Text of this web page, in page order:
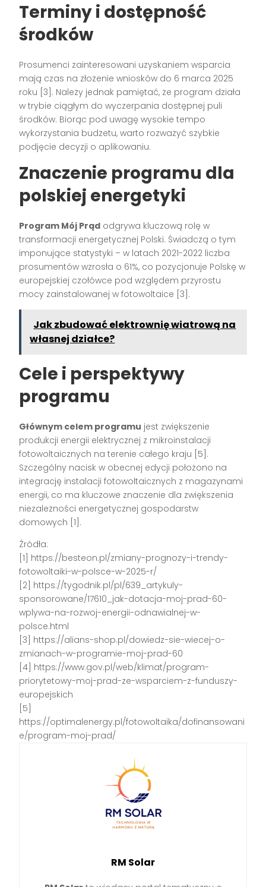
Terminy i dostępność
środków
Prosumenci zainteresowani uzyskaniem wsparcia
mają czas na złożenie wniosków do 6 marca 2025
roku [3]. Należy jednak pamiętać, że program działa
w trybie ciągłym do wyczerpania dostępnej puli
środków. Biorąc pod uwagę wysokie tempo
wykorzystania budżetu, warto rozważyć szybkie
podjęcie decyzji o aplikowaniu.
Znaczenie programu dla
polskiej energetyki
Program Mój Prąd odgrywa kluczową rolę w
transformacji energetycznej Polski. Świadczą o tym
imponujące statystyki – w latach 2021-2022 liczba
prosumentów wzrosła o 61%, co pozycjonuje Polskę w
europejskiej czołówce pod względem przyrostu
mocy zainstalowanej w fotowoltaice [3].
Jak zbudować elektrownię wiatrową na
własnej działce?
Cele i perspektywy
programu
Głównym celem programu jest zwiększenie
produkcji energii elektrycznej z mikroinstalacji
fotowoltaicznych na terenie całego kraju [5].
Szczególny nacisk w obecnej edycji położono na
integrację instalacji fotowoltaicznych z magazynami
energii, co ma kluczowe znaczenie dla zwiększenia
niezależności energetycznej gospodarstw
domowych [1].
Źródła:
[1] https://besteon.pl/zmiany-prognozy-i-trendy-
fotowoltaiki-w-polsce-w-2025-r/
[2] https://tygodnik.pl/pl/639_artykuly-
sponsorowane/17610_jak-dotacja-moj-prad-60-
wplywa-na-rozwoj-energii-odnawialnej-w-
polsce.html
[3] https://alians-shop.pl/dowiedz-sie-wiecej-o-
zmianach-w-programie-moj-prad-60
[4] https://www.gov.pl/web/klimat/program-
priorytetowy-moj-prad-ze-wsparciem-z-funduszy-
europejskich
[5]
https://optimalenergy.pl/fotowoltaika/dofinansowani
e/program-moj-prad/
RM Solar